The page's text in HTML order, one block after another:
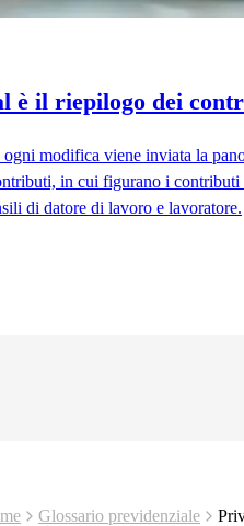
è il riepilogo dei
modifica viene inviata la
in cui figurano i contributi
di datore di lavoro e lavoratore.
Glossario previdenziale